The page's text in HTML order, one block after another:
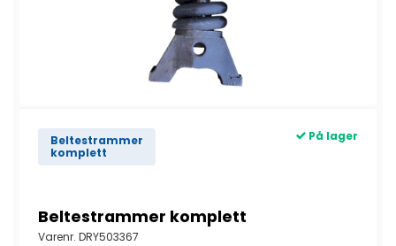
Beltestrammer
komplett
På lager
Beltestrammer komplett
Varenr. DRY503367